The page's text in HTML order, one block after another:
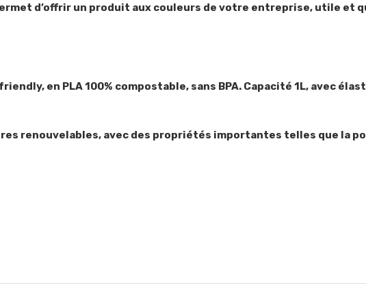
d’offrir un produit aux couleurs de votre entreprise, utile et
en PLA 100% compostable, sans BPA. Capacité 1L, avec
renouvelables, avec des propriétés importantes telles que la